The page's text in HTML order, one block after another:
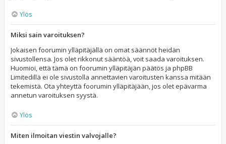
Ylös
Miksi sain varoituksen?
Jokaisen foorumin ylläpitäjällä on omat säännöt heidän
sivustollensa. Jos olet rikkonut sääntöä, voit saada varoituksen.
Huomioi, että tämä on foorumin ylläpitäjän päätös ja phpBB
Limitedillä ei ole sivustolla annettavien varoitusten kanssa mitään
tekemistä. Ota yhteyttä foorumin ylläpitäjään, jos olet epävarma
annetun varoituksen syystä.
Ylös
Miten ilmoitan viestin valvojalle?